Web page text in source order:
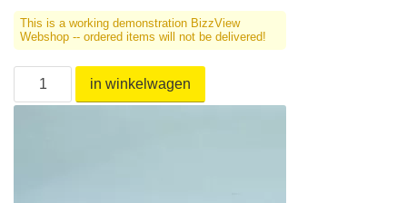
This is a working demonstration BizzView
Webshop -- ordered items will not be delivered!
in winkelwagen